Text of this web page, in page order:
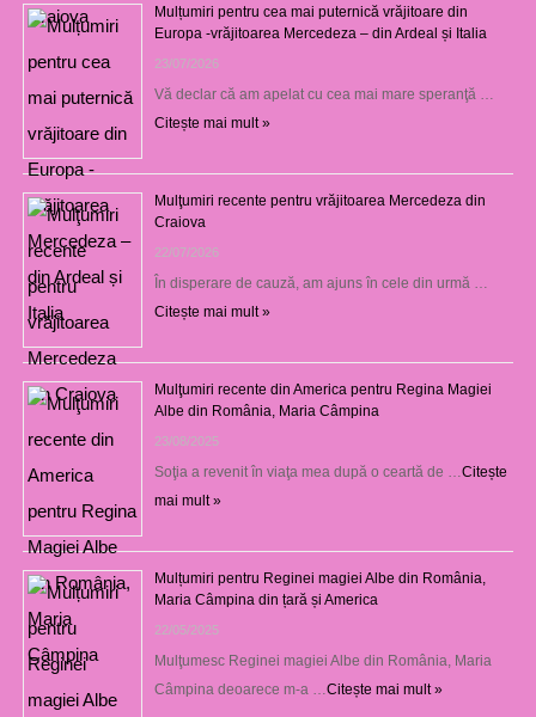
Mulțumiri pentru cea mai puternică vrăjitoare din
Europa -vrăjitoarea Mercedeza – din Ardeal și Italia
23/07/2026
Vă declar că am apelat cu cea mai mare speranţă …
Citește mai mult »
Mulţumiri recente pentru vrăjitoarea Mercedeza din
Craiova
22/07/2026
În disperare de cauză, am ajuns în cele din urmă …
Citește mai mult »
Mulţumiri recente din America pentru Regina Magiei
Albe din România, Maria Câmpina
23/08/2025
Soţia a revenit în viaţa mea după o ceartă de … Citește
mai mult »
Mulțumiri pentru Reginei magiei Albe din România,
Maria Câmpina din țară și America
22/05/2025
Mulţumesc Reginei magiei Albe din România, Maria
Câmpina deoarece m-a … Citește mai mult »